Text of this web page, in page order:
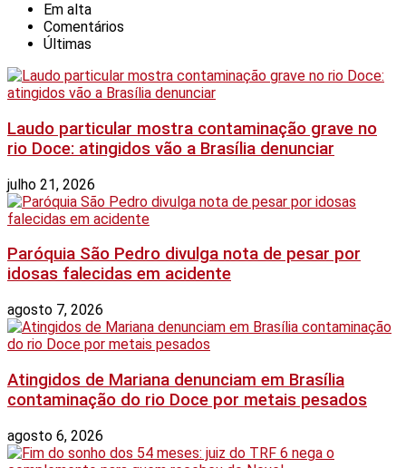
Em alta
Comentários
Últimas
Laudo particular mostra contaminação grave no
rio Doce: atingidos vão a Brasília denunciar
julho 21, 2026
Paróquia São Pedro divulga nota de pesar por
idosas falecidas em acidente
agosto 7, 2026
Atingidos de Mariana denunciam em Brasília
contaminação do rio Doce por metais pesados
agosto 6, 2026